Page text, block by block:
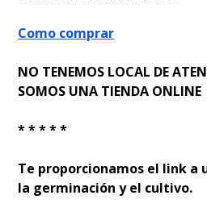
Como comprar
NO TENEMOS LOCAL DE
SOMOS UNA TIENDA ONLINE
* * * * *
Te proporcionamos el link a
la germinación y el cultivo.